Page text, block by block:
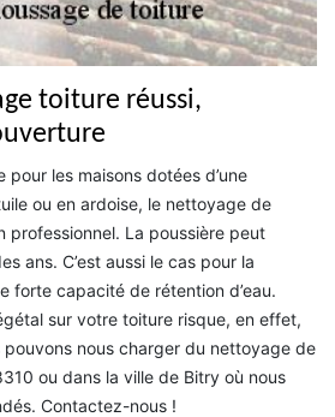
toiture réussi,
les maisons dotées d’une
ou en ardoise, le nettoyage de
professionnel. La poussière peut
ans. C’est aussi le cas pour la
forte capacité de rétention d’eau.
sur votre toiture risque, en effet,
pouvons nous charger du nettoyage de
ou dans la ville de Bitry où nous
Contactez-nous !